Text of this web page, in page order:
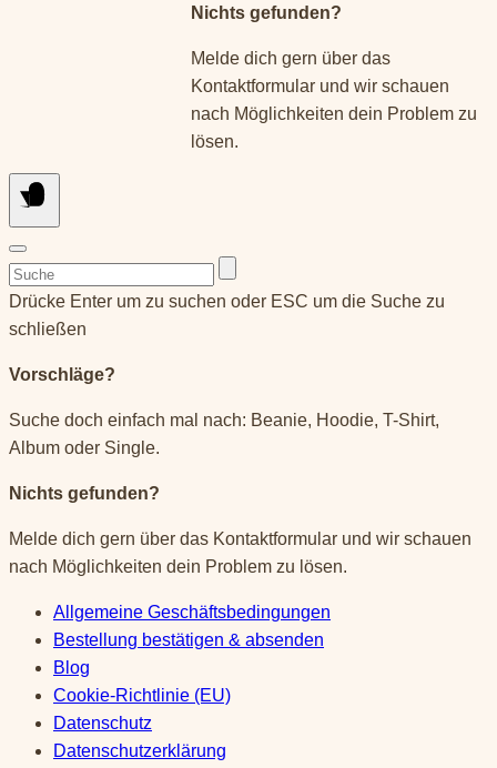
Nichts gefunden?
Melde dich gern über das
Kontaktformular und wir schauen
nach Möglichkeiten dein Problem zu
lösen.
Suchen
nach:
Drücke Enter um zu suchen oder ESC um die Suche zu
schließen
Vorschläge?
Suche doch einfach mal nach: Beanie, Hoodie, T-Shirt,
Album oder Single.
Nichts gefunden?
Melde dich gern über das Kontaktformular und wir schauen
nach Möglichkeiten dein Problem zu lösen.
Allgemeine Geschäftsbedingungen
Bestellung bestätigen & absenden
Blog
Cookie-Richtlinie (EU)
Datenschutz
Datenschutzerklärung